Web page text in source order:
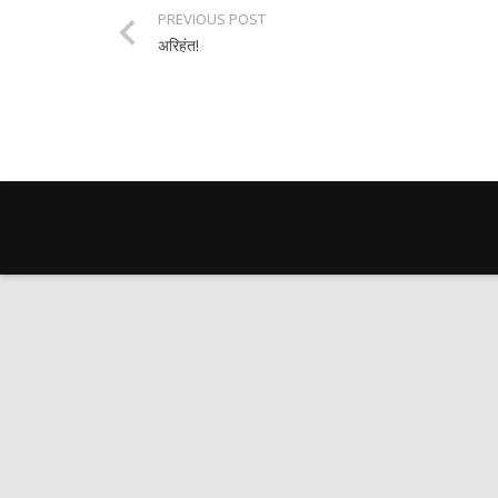
PREVIOUS POST
अरिहंत!